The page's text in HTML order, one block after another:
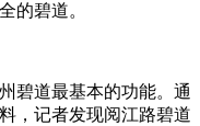
的碧道。
碧道最基本的功能。通
，记者发现阅江路碧道